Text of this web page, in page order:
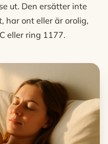
ut. Den ersätter inte
har ont eller är orolig,
eller ring 1177.